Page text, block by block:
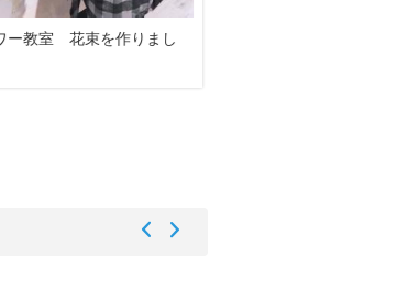
ー教室 花束を作りまし